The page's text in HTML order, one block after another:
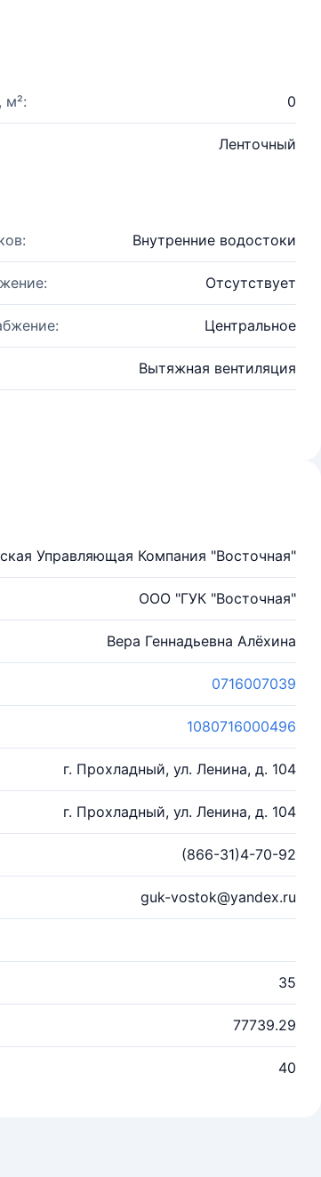
м²: 0
Ленточный
Внутренние водостоки
Отсутствует
Центральное
Вытяжная вентиляция
Управляющая Компания "Восточная"
ООО "ГУК "Восточная"
Вера Геннадьевна Алёхина
0716007039
1080716000496
г. Прохладный, ул. Ленина, д. 104
г. Прохладный, ул. Ленина, д. 104
(866-31)4-70-92
guk-vostok@yandex.ru
35
77739.29
40